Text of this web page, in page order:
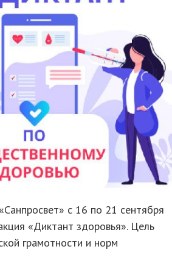
с 16 по 21 сентября
«Диктант здоровья». Цель
грамотности и норм